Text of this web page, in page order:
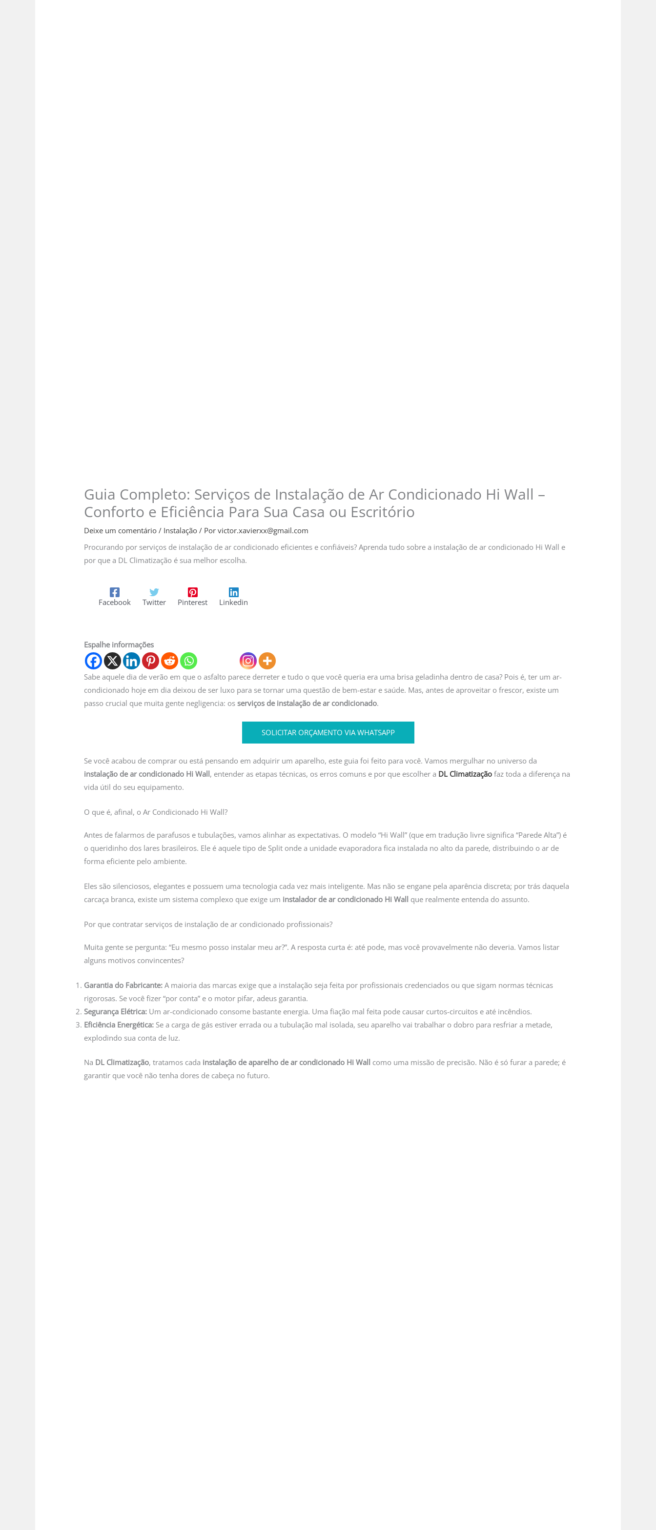
Guia Completo: Serviços de Instalação de Ar Condicionado Hi Wall –
Conforto e Eficiência Para Sua Casa ou Escritório
Deixe um comentário / Instalação / Porvictor.xavierxx@gmail.com
Procurando por serviços de instalação de ar condicionado eficientes e confiáveis? Aprenda tudo sobre a instalação de ar condicionado Hi Wall e
por que a DL Climatização é sua melhor escolha.
Facebook Twitter Pinterest Linkedin
Espalhe informações
Sabe aquele dia de verão em que o asfalto parece derreter e tudo o que você queria era uma brisa geladinha dentro de casa? Pois é, ter um ar-
condicionado hoje em dia deixou de ser luxo para se tornar uma questão de bem-estar e saúde. Mas, antes de aproveitar o frescor, existe um
passo crucial que muita gente negligencia: osserviços de instalação de ar condicionado.
SOLICITAR ORÇAMENTO VIA WHATSAPP
Se você acabou de comprar ou está pensando em adquirir um aparelho, este guia foi feito para você. Vamos mergulhar no universo da
instalação de ar condicionado Hi Wall, entender as etapas técnicas, os erros comuns e por que escolher a DL Climatização faz toda a diferença na
vida útil do seu equipamento.
O que é, afinal, o Ar Condicionado Hi Wall?
Antes de falarmos de parafusos e tubulações, vamos alinhar as expectativas. O modelo “Hi Wall” (que em tradução livre significa “Parede Alta”) é
o queridinho dos lares brasileiros. Ele é aquele tipo de Split onde a unidade evaporadora fica instalada no alto da parede, distribuindo o ar de
forma eficiente pelo ambiente.
Eles são silenciosos, elegantes e possuem uma tecnologia cada vez mais inteligente. Mas não se engane pela aparência discreta; por trás daquela
carcaça branca, existe um sistema complexo que exige um instalador de ar condicionado Hi Wall que realmente entenda do assunto.
Por que contratar serviços de instalação de ar condicionado profissionais?
Muita gente se pergunta: “Eu mesmo posso instalar meu ar?”. A resposta curta é: até pode, mas você provavelmente não deveria. Vamos listar
alguns motivos convincentes?
Garantia do Fabricante: A maioria das marcas exige que a instalação seja feita por profissionais credenciados ou que sigam normas técnicas
rigorosas. Se você fizer “por conta” e o motor pifar, adeus garantia.
Segurança Elétrica: Um ar-condicionado consome bastante energia. Uma fiação mal feita pode causar curtos-circuitos e até incêndios.
Eficiência Energética: Se a carga de gás estiver errada ou a tubulação mal isolada, seu aparelho vai trabalhar o dobro para resfriar a metade,
explodindo sua conta de luz.
Na DL Climatização, tratamos cada instalação de aparelho de ar condicionado Hi Wall como uma missão de precisão. Não é só furar a parede; é
garantir que você não tenha dores de cabeça no futuro.